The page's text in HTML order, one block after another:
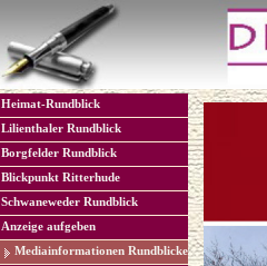
Heimat-Rundblick
Lilienthaler Rundblick
Borgfelder Rundblick
Blickpunkt Ritterhude
Schwaneweder Rundblick
Anzeige aufgeben
Mediainformationen Rundblicke